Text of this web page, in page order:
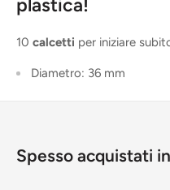
plastica!
10 calcetti per iniziare
Diametro: 36 mm
Spesso acquistati